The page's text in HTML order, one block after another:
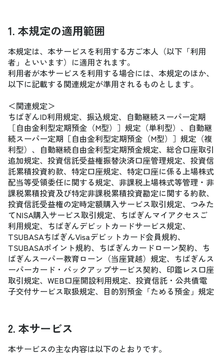
1. 本規定の適用範囲
本規定は、本サービスを利用する方ご本人（以下「利用
者」といいます）に適用されます。
利用者が本サービスを利用する場合には、本規定のほか、
以下に記載する関連規定が準用されるものとします。
＜関連規定＞
ちばぎんID利用規定、振込規定、自動継続スーパー定期
［自由金利型定期預金（M型）］規定（単利型）、自動継
続スーパー定期［自由金利型定期預金（M型）］規定（複
利型）、自動継続自由金利型定期預金規定、総合口座取引
追加規定、投資信託受益権振替決済口座管理規定、投資信
託累積投資約款、特定口座規定、特定口座に係る上場株式
配当等受領委任に関する規定、非課税上場株式等管理・非
課税累積投資及び特定非課税累積投資勘定に関する約款、
投資信託受益権の定時定額購入サービス取引規定、つみた
てNISA購入サービス取引規定、ちばぎんマイアクセスご
利用規定、ちばぎんデビットカードサービス規定、
TSUBASAちばぎんVisaデビットカード会員規約、
TSUBASAポイント規約、ちばぎんカードローン契約、ち
ばぎんスーパー教育ローン（当座貸越）規定、ちばぎんス
ーパーカード・バックアップサービス契約、印鑑レス口座
取引規定、WEB口座開設利用規定、投資信託・公共債電
子交付サービス取扱規定、目的別預金「ためる預金」規定
2. 本サービス
本サービスの主な内容は以下のとおりです。